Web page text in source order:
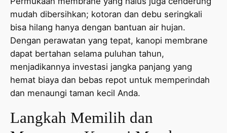
mudah dibersihkan; kotoran dan debu seringkali
bisa hilang hanya dengan bantuan air hujan.
Dengan perawatan yang tepat, kanopi membrane
dapat bertahan selama puluhan tahun,
menjadikannya investasi jangka panjang yang
hemat biaya dan bebas repot untuk memperindah
dan menaungi taman kecil Anda.
Langkah Memilih dan